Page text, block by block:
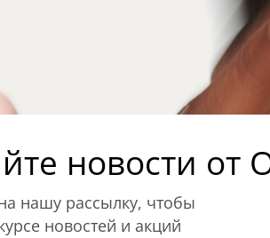
новости от
нашу рассылку, чтобы
новостей и акций